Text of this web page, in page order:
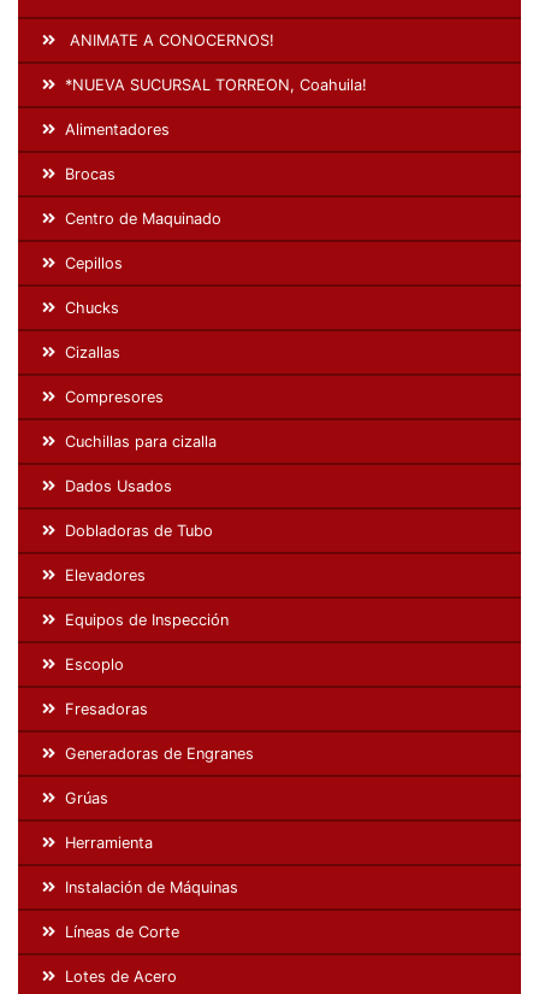
ANIMATE A CONOCERNOS!
*NUEVA SUCURSAL TORREON, Coahuila!
Alimentadores
Brocas
Centro de Maquinado
Cepillos
Chucks
Cizallas
Compresores
Cuchillas para cizalla
Dados Usados
Dobladoras de Tubo
Elevadores
Equipos de Inspección
Escoplo
Fresadoras
Generadoras de Engranes
Grúas
Herramienta
Instalación de Máquinas
Líneas de Corte
Lotes de Acero